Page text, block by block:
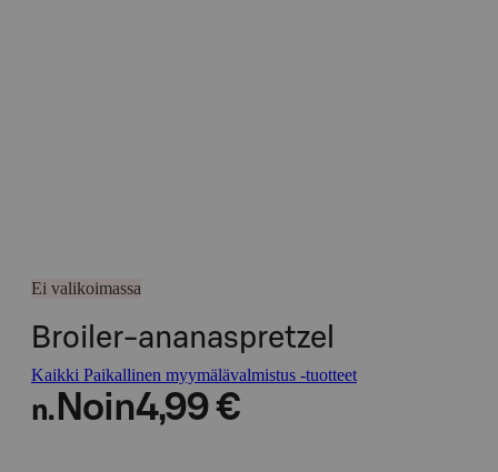
Ei valikoimassa
Broiler-ananaspretzel
Kaikki Paikallinen myymälävalmistus -tuotteet
n. Noin4,99 €